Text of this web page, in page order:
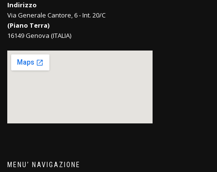
Indirizzo
Via Generale Cantore, 6 - Int. 20/C
(Piano Terra)
16149 Genova (ITALIA)
MENU’ NAVIGAZIONE